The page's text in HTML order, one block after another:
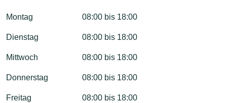
Montag 08:00 bis 18:00
Dienstag 08:00 bis 18:00
Mittwoch 08:00 bis 18:00
Donnerstag 08:00 bis 18:00
Freitag 08:00 bis 18:00